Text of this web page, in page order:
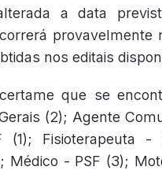
a data
provavelmente
nos editais
que se
(2); Agente
Fisioterapeuta -
Médico - PSF (3);